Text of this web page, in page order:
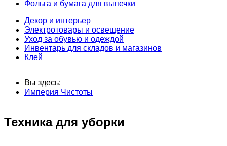
Фольга и бумага для выпечки
Декор и интерьер
Электротовары и освещение
Уход за обувью и одеждой
Инвентарь для складов и магазинов
Клей
Вы здесь:
Империя Чистоты
Техника для уборки